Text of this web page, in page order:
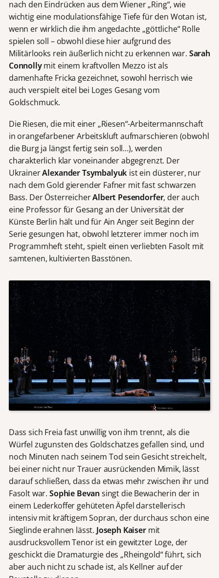
nach den Eindrücken aus dem Wiener „Ring“, wie
wichtig eine modulationsfähige Tiefe für den Wotan ist,
wenn er wirklich die ihm angedachte „göttliche“ Rolle
spielen soll – obwohl diese hier aufgrund des
Militärlooks rein äußerlich nicht zu erkennen war. Sarah
Connollymit einem kraftvollen Mezzo ist als
damenhafte Fricka gezeichnet, sowohl herrisch wie
auch verspielt eitel bei Loges Gesang vom
Goldschmuck.
Die Riesen, die mit einer „Riesen“-Arbeitermannschaft
in orangefarbener Arbeitskluft aufmarschieren (obwohl
die Burg ja längst fertig sein soll…), werden
charakterlich klar voneinander abgegrenzt. Der
UkrainerAlexander Tsymbalyuk ist ein düsterer, nur
nach dem Gold gierender Fafner mit fast schwarzen
Bass. Der ÖsterreicherAlbert Pesendorfer, der auch
eine Professor für Gesang an der Universität der
Künste Berlin hält und für Ain Anger seit Beginn der
Serie gesungen hat, obwohl letzterer immer noch im
Programmheft steht, spielt einen verliebten Fasolt mit
samtenen, kultivierten Basstönen.
Dass sich Freia fast unwillig von ihm trennt, als die
Würfel zugunsten des Goldschatzes gefallen sind, und
noch Minuten nach seinem Tod sein Gesicht streichelt,
bei einer nicht nur Trauer ausrückenden Mimik, lässt
darauf schließen, dass da etwas mehr zwischen ihr und
Fasolt war. Sophie Bevansingt die Bewacherin der in
einem Lederkoffer gehüteten Äpfel darstellerisch
intensiv mit kräftigem Sopran, der durchaus schon eine
Sieglinde erahnen lässt. Joseph Kaisermit
ausdrucksvollem Tenor ist ein gewitzter Loge, der
geschickt die Dramaturgie des „Rheingold“ führt, sich
aber auch nicht zu schade ist, als Kellner auf der